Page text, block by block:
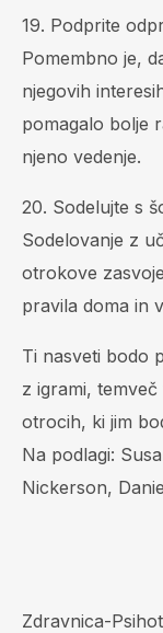
19. Podprite
Pomembno je,
njegovih
pomagalo bolje
njeno vedenje.
20. Sodelujte s
Sodelovanje z
otrokove
pravila doma in
Ti nasveti bodo
z igrami,
otrocih, ki jim
Na podlagi:
Nickerson,
Zdravnica-